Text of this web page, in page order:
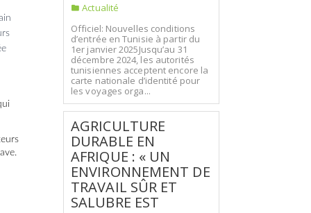
Actualité
Officiel: Nouvelles conditions
d’entrée en Tunisie à partir du
1er janvier 2025Jusqu’au 31
décembre 2024, les autorités
tunisiennes acceptent encore la
carte nationale d’identité pour
les voyages orga...
AGRICULTURE
DURABLE EN
AFRIQUE : « UN
ENVIRONNEMENT DE
TRAVAIL SÛR ET
SALUBRE EST